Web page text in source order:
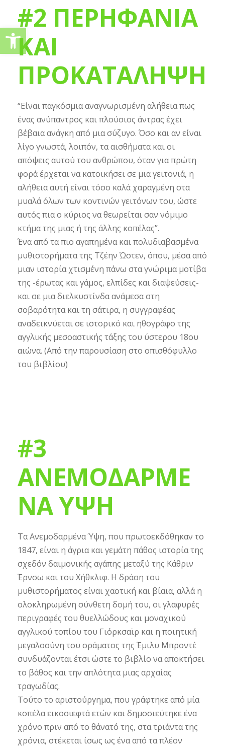
#2 ΠΕΡΗΦΑΝΙΑ
ΚΑΙ
ΠΡΟΚΑΤΑΛΗΨΗ
“Είναι παγκόσμια αναγνωρισμένη αλήθεια πως
ένας ανύπαντρος και πλούσιος άντρας έχει
βέβαια ανάγκη από μια σύζυγο. Όσο και αν είναι
λίγο γνωστά, λοιπόν, τα αισθήματα και οι
απόψεις αυτού του ανθρώπου, όταν για πρώτη
φορά έρχεται να κατοικήσει σε μια γειτονιά, η
αλήθεια αυτή είναι τόσο καλά χαραγμένη στα
μυαλά όλων των κοντινών γειτόνων του, ώστε
αυτός πια ο κύριος να θεωρείται σαν νόμιμο
κτήμα της μιας ή της άλλης κοπέλας”.
Ένα από τα πιο αγαπημένα και πολυδιαβασμένα
μυθιστορήματα της Τζέην Ώστεν, όπου, μέσα από
μιαν ιστορία χτισμένη πάνω στα γνώριμα μοτίβα
της -έρωτας και γάμος, ελπίδες και διαψεύσεις-
και σε μια διελκυστίνδα ανάμεσα στη
σοβαρότητα και τη σάτιρα, η συγγραφέας
αναδεικνύεται σε ιστορικό και ηθογράφο της
αγγλικής μεσοαστικής τάξης του ύστερου 18ου
αιώνα. (Από την παρουσίαση στο οπισθόφυλλο
του βιβλίου)
#3
ΑΝΕΜΟΔΑΡΜΕ
ΝΑ ΥΨΗ
Τα Ανεμοδαρμένα Ύψη, που πρωτοεκδόθηκαν το
1847, είναι η άγρια και γεμάτη πάθος ιστορία της
σχεδόν δαιμονικής αγάπης μεταξύ της Κάθριν
Έρνσω και του Χήθκλιφ. Η δράση του
μυθιστορήματος είναι χαοτική και βίαια, αλλά η
ολοκληρωμένη σύνθετη δομή του, οι γλαφυρές
περιγραφές του θυελλώδους και μοναχικού
αγγλικού τοπίου του Γιόρκσαϊρ και η ποιητική
μεγαλοσύνη του οράματος της Έμιλυ Μπροντέ
συνδυάζονται έτσι ώστε το βιβλίο να αποκτήσει
το βάθος και την απλότητα μιας αρχαίας
τραγωδίας.
Τούτο το αριστούργημα, που γράφτηκε από μία
κοπέλα εικοσιεφτά ετών και δημοσιεύτηκε ένα
χρόνο πριν από το θάνατό της, στα τριάντα της
χρόνια, στέκεται ίσως ως ένα από τα πλέον
Ανοίξτε τη γραμμή